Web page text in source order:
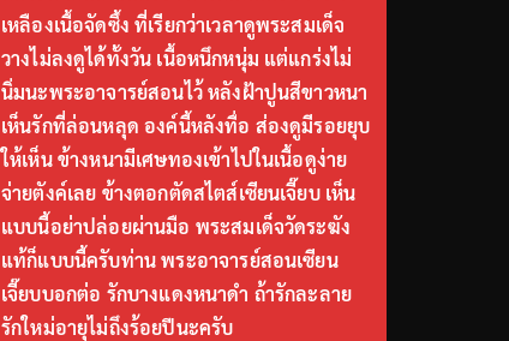
เหลืองเนื้อจัดซึ้ง ที่เรียกว่าเวลาดูพระสมเด็จ
วางไม่ลงดูได้ทั้งวัน เนื้อหนึกหนุ่ม แต่แกร่งไม่
นิ่มนะพระอาจารย์สอนไว้ หลังฝ้าปูนสีขาวหนา
เห็นรักที่ล่อนหลุด องค์นี้หลังทื่อ ส่องดูมีรอยยุบ
ให้เห็น ข้างหนามีเศษทองเข้าไปในเนื้อดูง่าย
จ่ายตังค์เลย ข้างตอกตัดสไตส์เซียนเจี๊ยบ เห็น
แบบนี้อย่าปล่อยผ่านมือ พระสมเด็จวัดระฆัง
แท้ก็แบบนี้ครับท่าน พระอาจารย์สอนเซียน
เจี๊ยบบอกต่อ รักบางแดงหนาดำ ถ้ารักละลาย
รักใหม่อายุไม่ถึงร้อยปีนะครับ